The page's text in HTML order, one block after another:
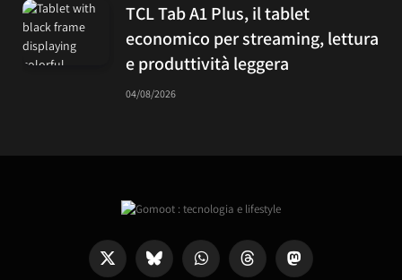
TCL Tab A1 Plus, il tablet
economico per streaming, lettura
e produttività leggera
04/08/2026
X
Bluesky WhatsAppThreads Mastodon